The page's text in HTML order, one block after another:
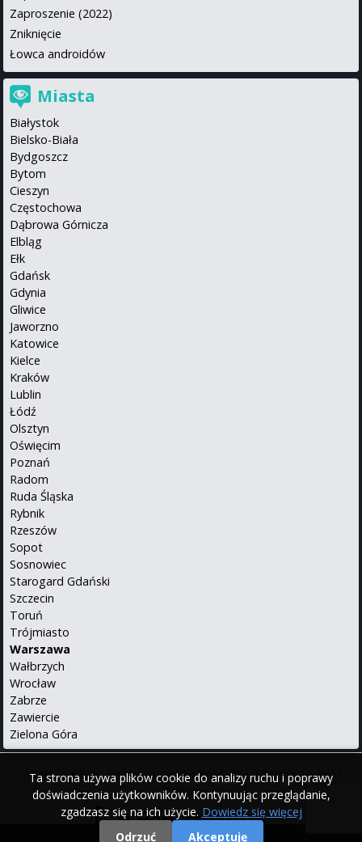
Ta strona używa plików cookie do analizy ruchu i poprawy
doświadczenia użytkowników. Kontynuując przeglądanie,
zgadzasz się na ich użycie. Dowiedz się więcej
Odrzuć
Akceptuję
Zaproszenie (2022)
Zniknięcie
Łowca androidów
Miasta
Białystok
Bielsko-Biała
Bydgoszcz
Bytom
Cieszyn
Częstochowa
Dąbrowa Górnicza
Elbląg
Ełk
Gdańsk
Gdynia
Gliwice
Jaworzno
Katowice
Kielce
Kraków
Lublin
Łódź
Olsztyn
Oświęcim
Poznań
Radom
Ruda Śląska
Rybnik
Rzeszów
Sopot
Sosnowiec
Starogard Gdański
Szczecin
Toruń
Trójmiasto
Warszawa
Wałbrzych
Wrocław
Zabrze
Zawiercie
Zielona Góra
O serwisie•Polityka prywatności•Kontakt•iPhone•Android
English